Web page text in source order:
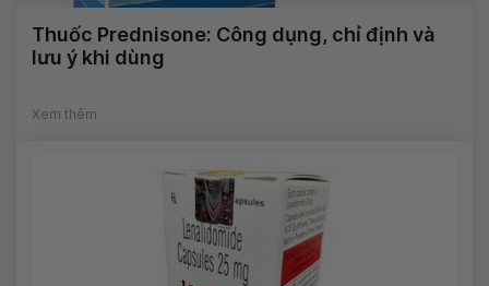
Thuốc Prednisone: Công dụng, chỉ định và
lưu ý khi dùng
Xem thêm